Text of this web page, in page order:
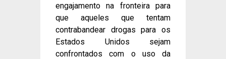
engajamento na fronteira para
que aqueles que tentam
contrabandear drogas para os
Estados Unidos sejam
confrontados com o uso da